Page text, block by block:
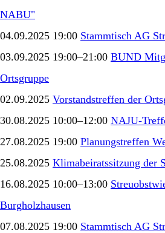
NABU"
04.09.2025 19:00 Stammtisch AG
03.09.2025 19:00–21:00 BUND
Ortsgruppe
02.09.2025 Vorstandstreffen der
30.08.2025 10:00–12:00 NAJU-
27.08.2025 19:00 Planungstreffen
25.08.2025 Klimabeiratssitzung der
16.08.2025 10:00–13:00
Burgholzhausen
07.08.2025 19:00 Stammtisch AG